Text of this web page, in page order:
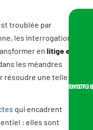
troublée par
les interrogations et
en litige entre
les méandres
résoudre une telle
qui encadrent
: elles sont
NOUS VOUS